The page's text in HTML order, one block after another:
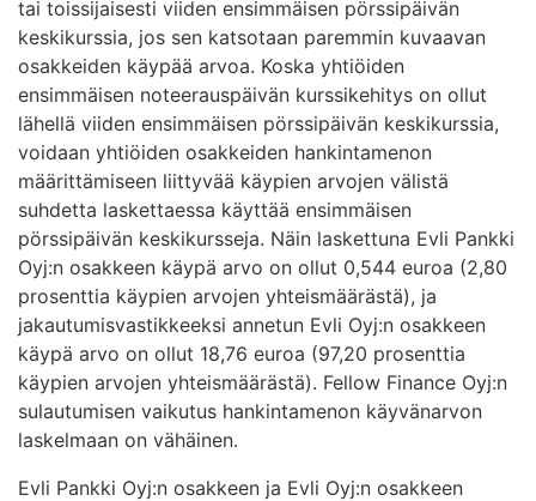
tai toissijaisesti viiden ensimmäisen pörssipäivän
keskikurssia, jos sen katsotaan paremmin kuvaavan
osakkeiden käypää arvoa. Koska yhtiöiden
ensimmäisen noteerauspäivän kurssikehitys on ollut
lähellä viiden ensimmäisen pörssipäivän keskikurssia,
voidaan yhtiöiden osakkeiden hankintamenon
määrittämiseen liittyvää käypien arvojen välistä
suhdetta laskettaessa käyttää ensimmäisen
pörssipäivän keskikursseja. Näin laskettuna Evli Pankki
Oyj:n osakkeen käypä arvo on ollut 0,544 euroa (2,80
prosenttia käypien arvojen yhteismäärästä), ja
jakautumisvastikkeeksi annetun Evli Oyj:n osakkeen
käypä arvo on ollut 18,76 euroa (97,20 prosenttia
käypien arvojen yhteismäärästä). Fellow Finance Oyj:n
sulautumisen vaikutus hankintamenon käyvänarvon
laskelmaan on vähäinen.
Evli Pankki Oyj:n osakkeen ja Evli Oyj:n osakkeen